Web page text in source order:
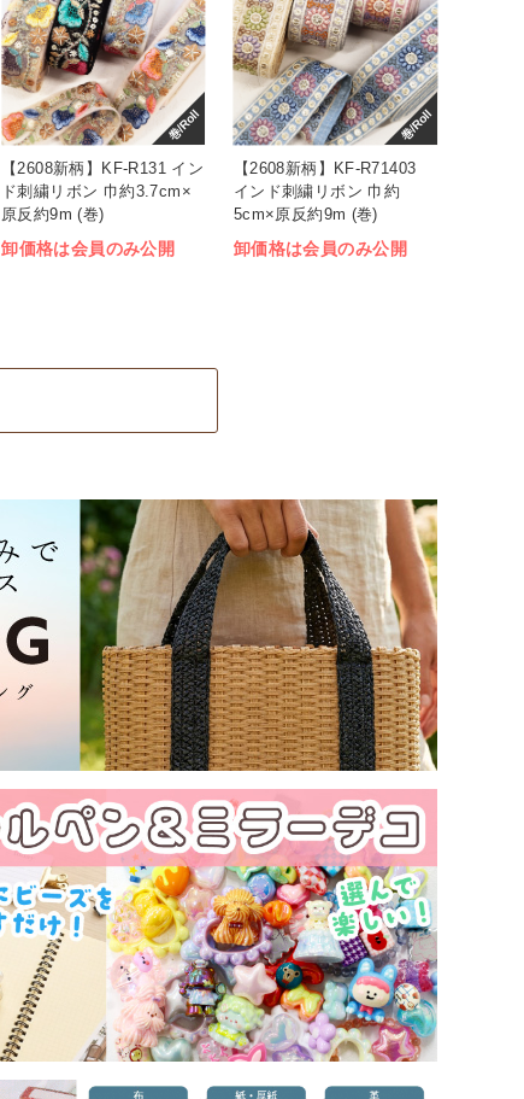
巻/Roll
【2608新柄】KF-R131 イン
ド刺繍リボン 巾約3.7cm×
原反約9m (巻)
卸価格は会員のみ公開
巻/Roll
【2608新柄】KF-R71403
インド刺繍リボン 巾約
5cm×原反約9m (巻)
卸価格は会員のみ公開